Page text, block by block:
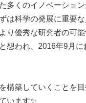
多くのイノベーショ
は科学の発展に重要
り優秀な研究者の可
想われ、2016年9月に
構築していくことを
います✨